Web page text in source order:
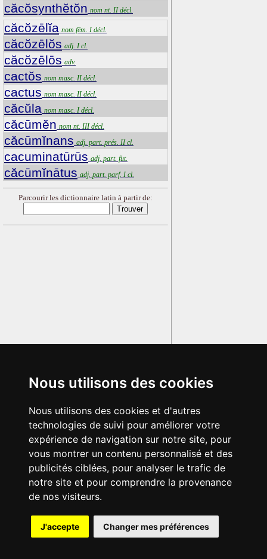
Nous utilisons des cookies
Nous utilisons des cookies et d'autres
technologies de suivi pour améliorer votre
expérience de navigation sur notre site, pour
vous montrer un contenu personnalisé et des
publicités ciblées, pour analyser le trafic de
notre site et pour comprendre la provenance
de nos visiteurs.
J'accepte Changer mes préférences
căcŏsynthĕtŏn nom nt. II décl.
căcŏzēlĭa nom fém. I décl.
căcŏzēlŏs adj. I cl.
căcŏzēlōs adv.
cactŏs nom masc. II décl.
cactus nom masc. II décl.
căcŭla nom masc. I décl.
căcūmĕn nom nt. III décl.
căcūmĭnans adj. part. prés. II cl.
cacuminatūrūs adj. part. fut.
căcūmĭnātus adj. part. parf. I cl.
Parcourir les dictionnaire latin à partir de:
{{ID:CACO100}} ---CACHE---
© 2003-2029 - Tous droits réservés - Olivetti Media Communication